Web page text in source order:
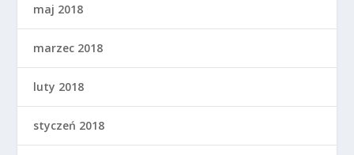
maj 2018
marzec 2018
luty 2018
styczeń 2018